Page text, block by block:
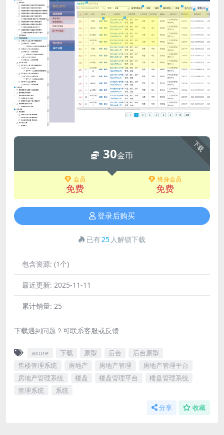
下载
30金币
会员
免费
终身会员
免费
登录后购买
已有25 人解锁下载
包含资源: (1个)
最近更新: 2025-11-11
累计销量: 25
下载遇到问题？可联系客服或反馈
axure 下载 原型 后台
后台原型
售楼管理系统
房地产 房地产管理
房地产管理平台
房地产管理系统
楼盘 楼盘管理平台
楼盘管理系统
管理系统
系统
分享 收藏